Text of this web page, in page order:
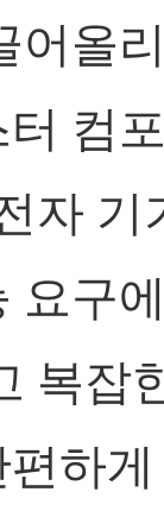
어올
컴
자 기
요구
복잡
하